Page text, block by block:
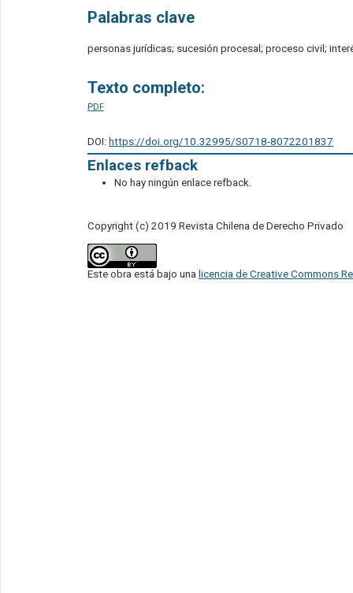
Palabras clave
personas jurídicas; sucesión procesal; proceso civil;
Texto completo:
PDF
DOI: https://doi.org/10.32995/S0718-8072201837
Enlaces refback
No hay ningún enlace refback.
Copyright (c) 2019 Revista Chilena de Derecho Privado
Este obra está bajo una licencia de Creative Commons